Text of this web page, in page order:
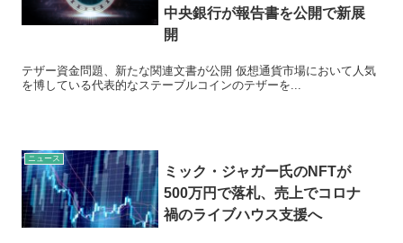
中央銀行が報告書を公開で新展
開
テザー資金問題、新たな関連文書が公開 仮想通貨市場において人気
を博している代表的なステーブルコインのテザーを...
ニュース
ミック・ジャガー氏のNFTが
500万円で落札、売上でコロナ
禍のライブハウス支援へ